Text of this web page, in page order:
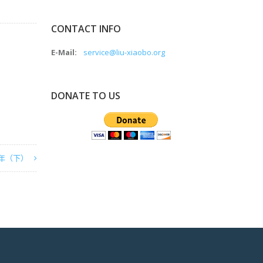
下）
CONTACT INFO
E-Mail: service@liu-xiaobo.org
DONATE TO US